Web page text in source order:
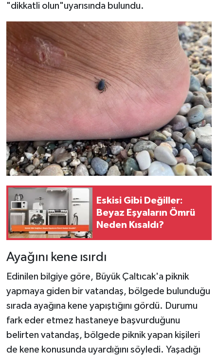
"dikkatli olun"uyarısında bulundu.
Eskisi Gibi Değiller:
Beyaz Eşyaların Ömrü
Neden Kısaldı?
Ayağını kene ısırdı
Edinilen bilgiye göre, Büyük Çaltıcak'a piknik
yapmaya giden bir vatandaş, bölgede bulunduğu
sırada ayağına kene yapıştığını gördü. Durumu
fark eder etmez hastaneye başvurduğunu
belirten vatandaş, bölgede piknik yapan kişileri
de kene konusunda uyardığını söyledi. Yaşadığı